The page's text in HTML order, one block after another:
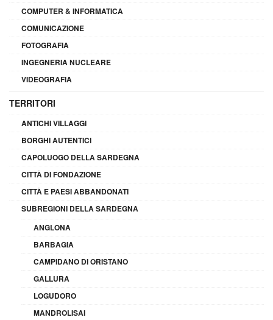
COMPUTER & INFORMATICA
COMUNICAZIONE
FOTOGRAFIA
INGEGNERIA NUCLEARE
VIDEOGRAFIA
TERRITORI
ANTICHI VILLAGGI
BORGHI AUTENTICI
CAPOLUOGO DELLA SARDEGNA
CITTÀ DI FONDAZIONE
CITTÀ E PAESI ABBANDONATI
SUBREGIONI DELLA SARDEGNA
ANGLONA
BARBAGIA
CAMPIDANO DI ORISTANO
GALLURA
LOGUDORO
MANDROLISAI